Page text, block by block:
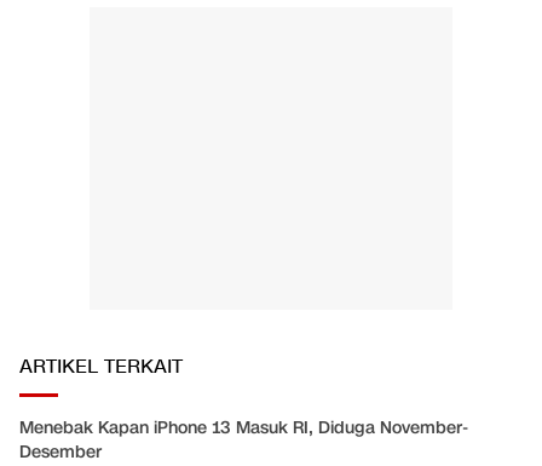
ARTIKEL TERKAIT
Menebak Kapan iPhone 13 Masuk RI, Diduga November-
Desember